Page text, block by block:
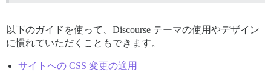
以下のガイドを使って、Discourse テーマの使用やデザイン
に慣れていただくこともできます。
サイトへの CSS 変更の適用